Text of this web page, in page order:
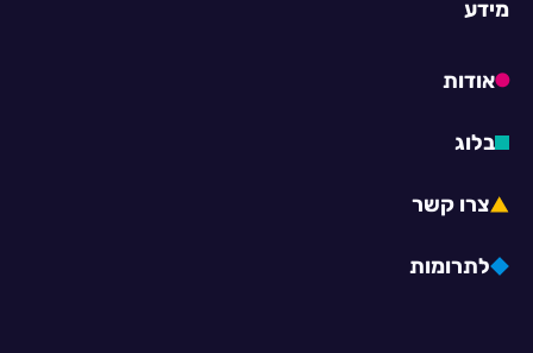
מידע
אודות
בלוג
צרו קשר
לתרומות